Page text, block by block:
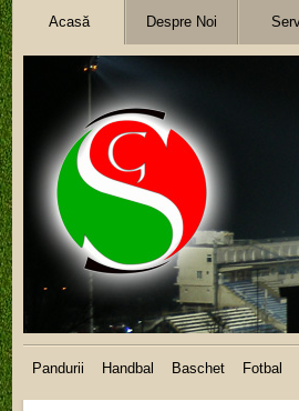
Acasă Despre Noi
Pandurii Handbal Baschet Fotbal